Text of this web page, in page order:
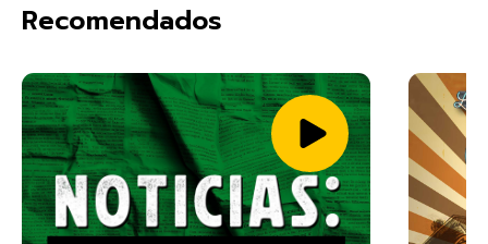
Recomendados